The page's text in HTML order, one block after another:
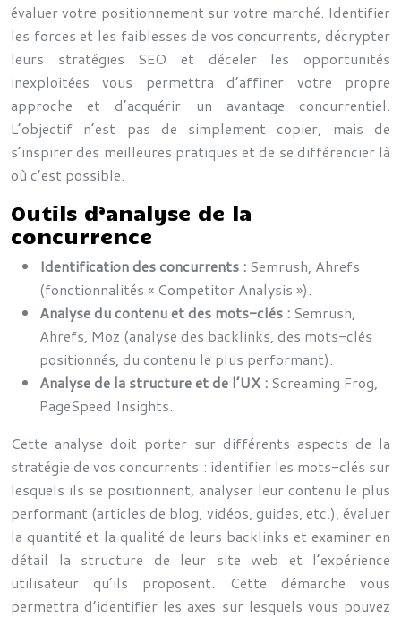
évaluer votre positionnement sur votre marché. Identifier
les forces et les faiblesses de vos concurrents, décrypter
leurs stratégies SEO et déceler les opportunités
inexploitées vous permettra d’affiner votre propre
approche et d’acquérir un avantage concurrentiel.
L’objectif n’est pas de simplement copier, mais de
s’inspirer des meilleures pratiques et de se différencier là
où c’est possible.
Outils d’analyse de la
concurrence
Identification des concurrents : Semrush, Ahrefs
(fonctionnalités « Competitor Analysis »).
Analyse du contenu et des mots-clés : Semrush,
Ahrefs, Moz (analyse des backlinks, des mots-clés
positionnés, du contenu le plus performant).
Analyse de la structure et de l’UX : Screaming Frog,
PageSpeed Insights.
Cette analyse doit porter sur différents aspects de la
stratégie de vos concurrents : identifier les mots-clés sur
lesquels ils se positionnent, analyser leur contenu le plus
performant (articles de blog, vidéos, guides, etc.), évaluer
la quantité et la qualité de leurs backlinks et examiner en
détail la structure de leur site web et l’expérience
utilisateur qu’ils proposent. Cette démarche vous
permettra d’identifier les axes sur lesquels vous pouvez